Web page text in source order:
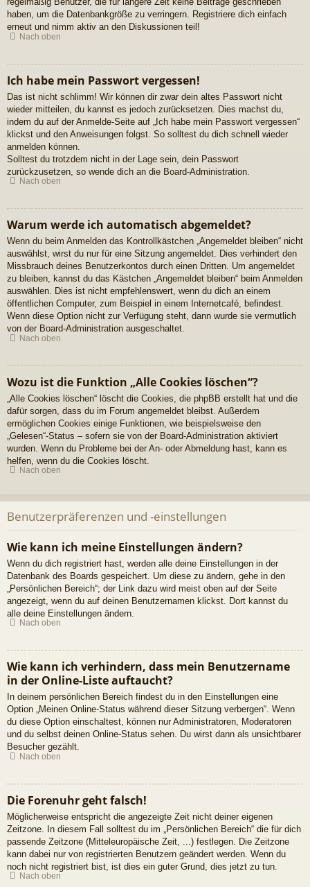
haben, um die Datenbankgröße zu verringern. Registriere dich einfach
erneut und nimm aktiv an den Diskussionen teil!
Nach oben
Ich habe mein Passwort vergessen!
Das ist nicht schlimm! Wir können dir zwar dein altes Passwort nicht
wieder mitteilen, du kannst es jedoch zurücksetzen. Dies machst du,
indem du auf der Anmelde-Seite auf „Ich habe mein Passwort vergessen“
klickst und den Anweisungen folgst. So solltest du dich schnell wieder
anmelden können.
Solltest du trotzdem nicht in der Lage sein, dein Passwort
zurückzusetzen, so wende dich an die Board-Administration.
Nach oben
Warum werde ich automatisch abgemeldet?
Wenn du beim Anmelden das Kontrollkästchen „Angemeldet bleiben“ nicht
auswählst, wirst du nur für eine Sitzung angemeldet. Dies verhindert den
Missbrauch deines Benutzerkontos durch einen Dritten. Um angemeldet
zu bleiben, kannst du das Kästchen „Angemeldet bleiben“ beim Anmelden
auswählen. Dies ist nicht empfehlenswert, wenn du dich an einem
öffentlichen Computer, zum Beispiel in einem Internetcafé, befindest.
Wenn diese Option nicht zur Verfügung steht, dann wurde sie vermutlich
von der Board-Administration ausgeschaltet.
Nach oben
Wozu ist die Funktion „Alle Cookies löschen“?
„Alle Cookies löschen“ löscht die Cookies, die phpBB erstellt hat und die
dafür sorgen, dass du im Forum angemeldet bleibst. Außerdem
ermöglichen Cookies einige Funktionen, wie beispielsweise den
„Gelesen“-Status – sofern sie von der Board-Administration aktiviert
wurden. Wenn du Probleme bei der An- oder Abmeldung hast, kann es
helfen, wenn du die Cookies löscht.
Nach oben
Benutzerpräferenzen und -einstellungen
Wie kann ich meine Einstellungen ändern?
Wenn du dich registriert hast, werden alle deine Einstellungen in der
Datenbank des Boards gespeichert. Um diese zu ändern, gehe in den
„Persönlichen Bereich“; der Link dazu wird meist oben auf der Seite
angezeigt, wenn du auf deinen Benutzernamen klickst. Dort kannst du
alle deine Einstellungen ändern.
Nach oben
Wie kann ich verhindern, dass mein Benutzername
in der Online-Liste auftaucht?
In deinem persönlichen Bereich findest du in den Einstellungen eine
Option „Meinen Online-Status während dieser Sitzung verbergen“. Wenn
du diese Option einschaltest, können nur Administratoren, Moderatoren
und du selbst deinen Online-Status sehen. Du wirst dann als unsichtbarer
Besucher gezählt.
Nach oben
Die Forenuhr geht falsch!
Möglicherweise entspricht die angezeigte Zeit nicht deiner eigenen
Zeitzone. In diesem Fall solltest du im „Persönlichen Bereich“ die für dich
passende Zeitzone (Mitteleuropäische Zeit, ...) festlegen. Die Zeitzone
kann dabei nur von registrierten Benutzern geändert werden. Wenn du
noch nicht registriert bist, ist dies ein guter Grund, dies jetzt zu tun.
Nach oben